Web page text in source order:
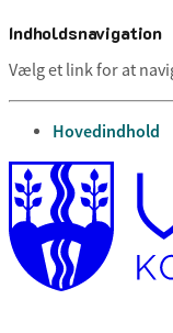
Indholdsnavigation
Vælg et link for at
gå til
Hovedindhold